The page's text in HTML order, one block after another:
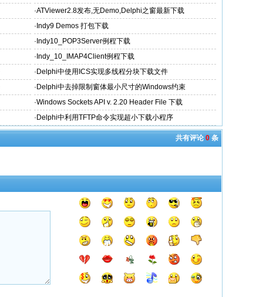
·ATViewer2.8发布,无Demo,Delphi之窗最新下载
· Indy9 Demos 打包下载
· Indy10_POP3Server例程下载
· Indy_10_IMAP4Client例程下载
· Delphi中使用ICS实现多线程分块下载文件
· Delphi中去掉限制窗体最小尺寸的Windows约束
·Windows Sockets API v. 2.20 Header File 下载
· Delphi中利用TFTP命令实现超小下载小程序
共有评论 0 条